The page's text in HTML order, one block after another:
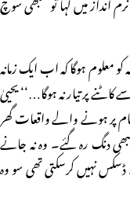
معلوم ہوگا کہ اب ایک زمانہ
پر تیار نہ ہوگا…‘‘ یحییٰ
پر ہونے والے واقعات گھر
دنگ رہ گئے۔ وہ نہ جانے
نہیں کرسکتی تھی سو وہ